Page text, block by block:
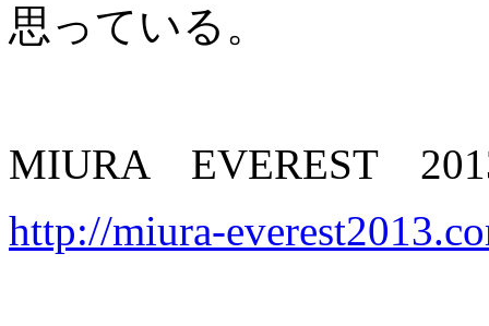
思っている。
MIURA EVEREST
http://miura-